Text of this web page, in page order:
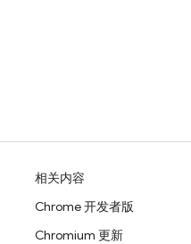
相关内容
Chrome 开发者版
Chromium 更新